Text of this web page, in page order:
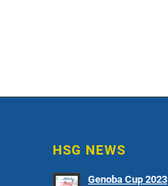
HSG NEWS
Genoba Cup 2023